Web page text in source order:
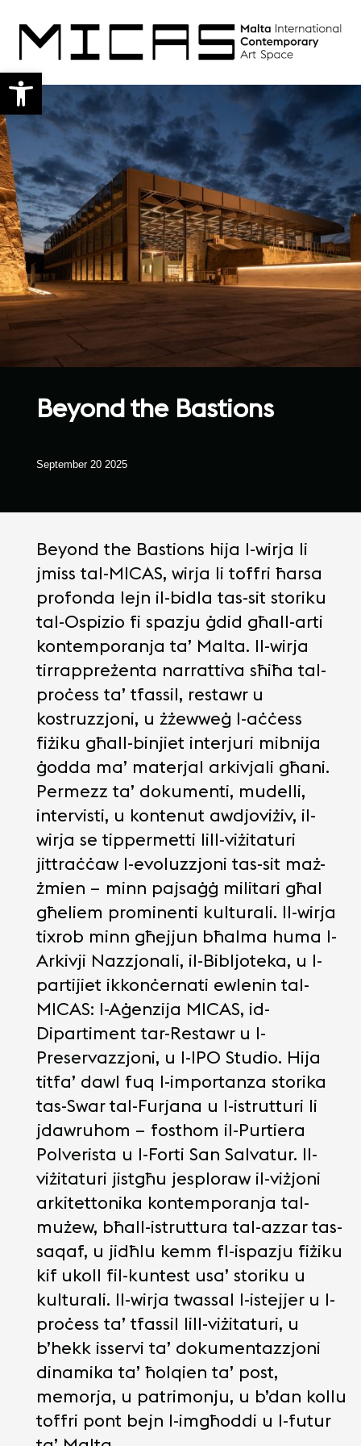
Open toolbar
Beyond the Bastions
September 20 2025
Beyond the Bastions hija l-wirja li
jmiss tal-MICAS, wirja li toffri ħarsa
profonda lejn il-bidla tas-sit storiku
tal-Ospizio fi spazju ġdid għall-arti
kontemporanja ta’ Malta. Il-wirja
tirrappreżenta narrattiva sħiħa tal-
proċess ta’ tfassil, restawr u
kostruzzjoni, u żżewweġ l-aċċess
fiżiku għall-binjiet interjuri mibnija
ġodda ma’ materjal arkivjali għani.
Permezz ta’ dokumenti, mudelli,
intervisti, u kontenut awdjoviżiv, il-
wirja se tippermetti lill-viżitaturi
jittraċċaw l-evoluzzjoni tas-sit maż-
żmien – minn pajsaġġ militari għal
għeliem prominenti kulturali. Il-wirja
tixrob minn għejjun bħalma huma l-
Arkivji Nazzjonali, il-Bibljoteka, u l-
partijiet ikkonċernati ewlenin tal-
MICAS: l-Aġenzija MICAS, id-
Dipartiment tar-Restawr u l-
Preservazzjoni, u l-IPO Studio. Hija
titfa’ dawl fuq l-importanza storika
tas-Swar tal-Furjana u l-istrutturi li
jdawruhom – fosthom il-Purtiera
Polverista u l-Forti San Salvatur. Il-
viżitaturi jistgħu jesploraw il-viżjoni
arkitettonika kontemporanja tal-
mużew, bħall-istruttura tal-azzar tas-
saqaf, u jidħlu kemm fl-ispazju fiżiku
kif ukoll fil-kuntest usa’ storiku u
kulturali. Il-wirja twassal l-istejjer u l-
proċess ta’ tfassil lill-viżitaturi, u
b’hekk isservi ta’ dokumentazzjoni
dinamika ta’ ħolqien ta’ post,
memorja, u patrimonju, u b’dan kollu
toffri pont bejn l-imgħoddi u l-futur